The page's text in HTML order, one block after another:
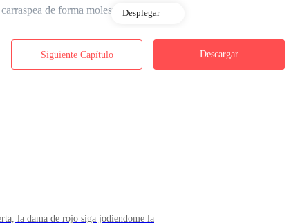
de forma molesta.
me sudan y mi yo interior me dice –Aun tienes tiempo de echarte
de dar mi respuesta, lo bueno es que nadie puede ver mi cara
responda, ni siquiera he tenido el valor para voltear a verlo, sin
Desplegar
Siguiente Capítulo Descargar
la dama de rojo siga jodiendome la